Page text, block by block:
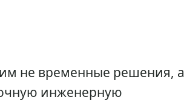
не временные решения, а
инженерную